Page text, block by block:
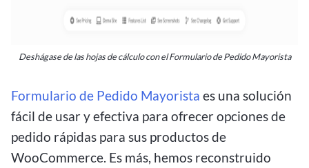
Deshágase de las hojas de cálculo con el Formulario de Pedido Mayorista
Formulario de Pedido Mayorista es una solución
fácil de usar y efectiva para ofrecer opciones de
pedido rápidas para sus productos de
WooCommerce. Es más, hemos reconstruido